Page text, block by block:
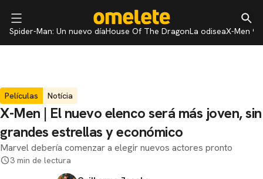
Spider-Man: Un nuevo díaHouse Of The DragonLa odiseaX-Men 97
Películas Notícia
X-Men | El nuevo elenco será más joven, sin
grandes estrellas y económico
Marvel debería comenzar a elegir nuevos actores pronto
3 min de lectura